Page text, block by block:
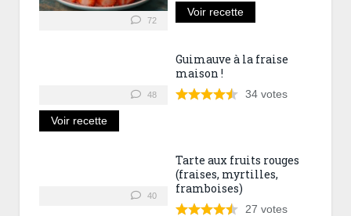
72
Voir recette
48
Guimauve à la fraise
maison !
34 votes
Voir recette
40
Tarte aux fruits rouges
(fraises, myrtilles,
framboises)
27 votes